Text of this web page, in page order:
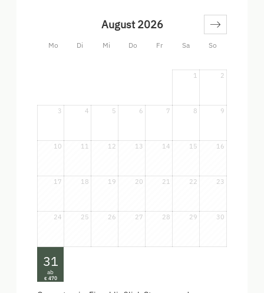
Mo Di Mi Do Fr Sa So
August 2026
1 2
3 4 5 6 7 8 9
10 11 12 13 14 15 16
17 18 19 20 21 22 23
24 25 26 27 28 29 30
31
ab
€ 470